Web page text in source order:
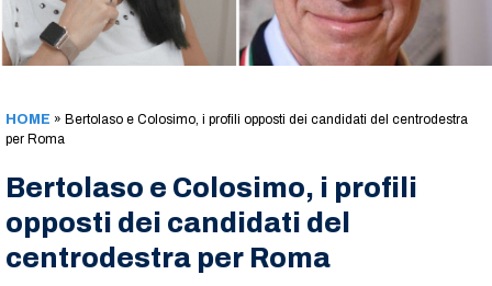
HOME » Bertolaso e Colosimo, i profili opposti dei candidati del centrodestra
per Roma
Bertolaso e Colosimo, i profili
opposti dei candidati del
centrodestra per Roma